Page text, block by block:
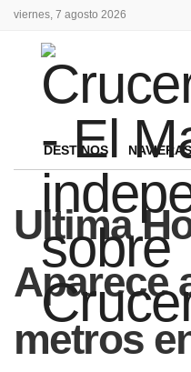
viernes, 7 agosto 2026
DESTINOS NAVIERAS
Ultima
Aparece
metros